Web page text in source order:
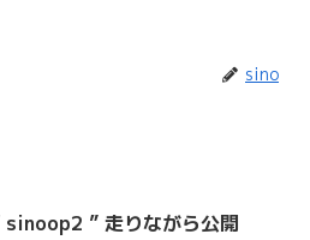
sino
sinoop2 ” 走りながら公開